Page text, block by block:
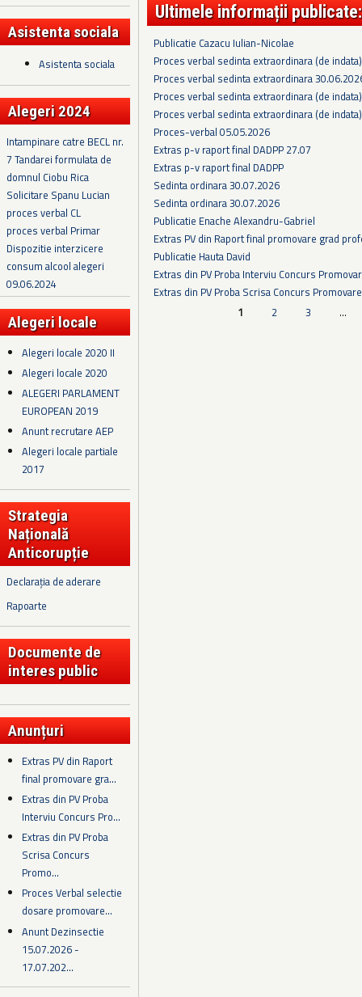
Asistenta sociala
Asistenta sociala
Alegeri 2024
Intampinare catre BECL nr.
7 Tandarei formulata de
domnul Ciobu Rica
Solicitare Spanu Lucian
proces verbal CL
proces verbal Primar
Dispozitie interzicere
consum alcool alegeri
09.06.2024
Alegeri locale
Alegeri locale 2020 II
Alegeri locale 2020
ALEGERI PARLAMENT
EUROPEAN 2019
Anunt recrutare AEP
Alegeri locale partiale
2017
Strategia
Națională
Anticorupție
Declarația de aderare
Rapoarte
Documente de
interes public
Anunțuri
Extras PV din Raport
final promovare gra...
Extras din PV Proba
Interviu Concurs Pro...
Extras din PV Proba
Scrisa Concurs
Promo...
Proces Verbal selectie
dosare promovare...
Anunt Dezinsectie
15.07.2026 -
17.07.202...
Ultimele informații publicate:
Publicatie Cazacu Iulian-Nicolae
Proces verbal sedinta extraordinara (de
Proces verbal sedinta extraordinara
Proces verbal sedinta extraordinara (de
Proces verbal sedinta extraordinara (de
Proces-verbal 05.05.2026
Extras p-v raport final DADPP 27.07
Extras p-v raport final DADPP
Sedinta ordinara 30.07.2026
Sedinta ordinara 30.07.2026
Publicatie Enache Alexandru-Gabriel
Extras PV din Raport final promovare grad
Publicatie Hauta David
Extras din PV Proba Interviu Concurs
Extras din PV Proba Scrisa Concurs
1 2 3 …